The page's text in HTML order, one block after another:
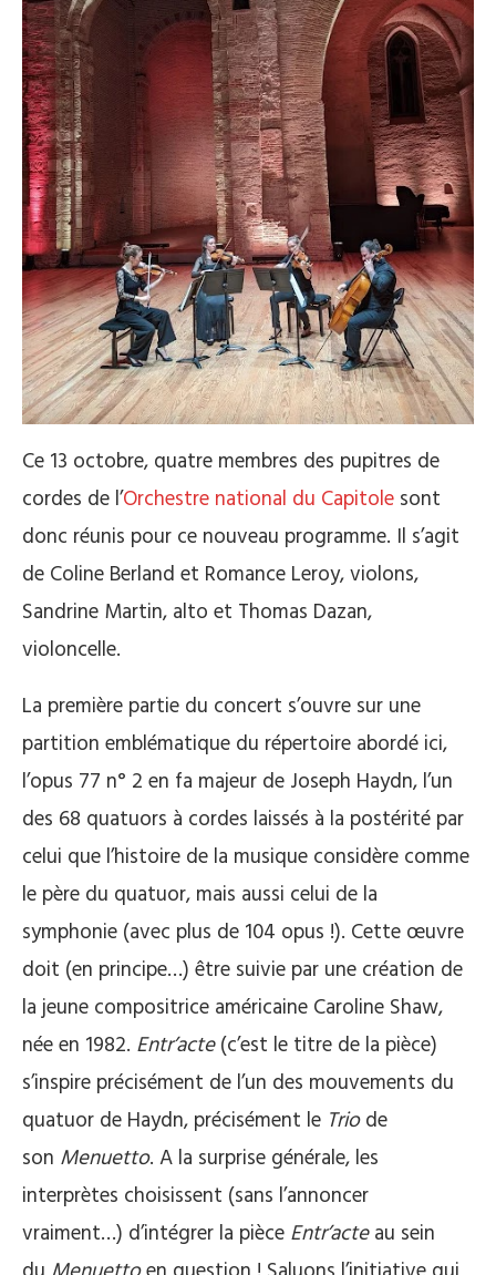
Ce 13 octobre, quatre membres des pupitres de
cordes de l’Orchestre national du Capitole sont
donc réunis pour ce nouveau programme. Il s’agit
de Coline Berland et Romance Leroy, violons,
Sandrine Martin, alto et Thomas Dazan,
violoncelle.
La première partie du concert s’ouvre sur une
partition emblématique du répertoire abordé ici,
l’opus 77 n° 2 en fa majeur de Joseph Haydn, l’un
des 68 quatuors à cordes laissés à la postérité par
celui que l’histoire de la musique considère comme
le père du quatuor, mais aussi celui de la
symphonie (avec plus de 104 opus !). Cette œuvre
doit (en principe…) être suivie par une création de
la jeune compositrice américaine Caroline Shaw,
née en 1982. Entr’acte(c’est le titre de la pièce)
s’inspire précisément de l’un des mouvements du
quatuor de Haydn, précisément le Triode
son Menuetto. A la surprise générale, les
interprètes choisissent (sans l’annoncer
vraiment…) d’intégrer la pièce Entr’acteau sein